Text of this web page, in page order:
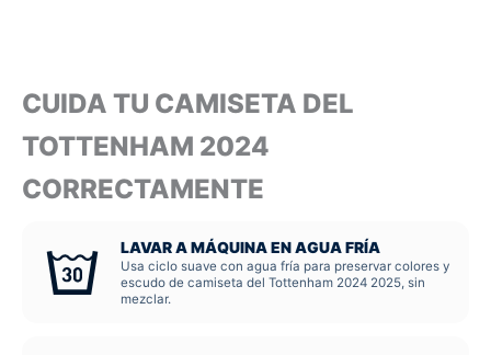
CUIDA TU CAMISETA DEL
TOTTENHAM 2024
CORRECTAMENTE
LAVAR A MÁQUINA EN AGUA FRÍA
Usa ciclo suave con agua fría para preservar colores y
escudo de camiseta del Tottenham 2024 2025, sin
mezclar.